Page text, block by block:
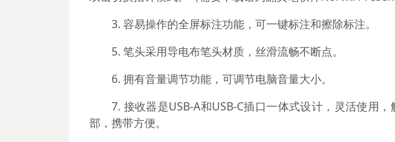
3. 容易操作的全屏标注功能，可一键标注和擦除标注。
5. 笔头采用导电布笔头材质，丝滑流畅不断点。
6. 拥有音量调节功能，可调节电脑音量大小。
7. 接收器是USB-A和USB-C插口一体式设计，灵活使用
部，携带方便。